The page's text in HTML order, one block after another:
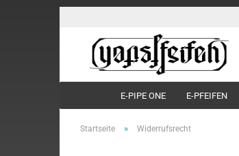
E-PIPE ONE E-PFEIFEN
Startseite » Widerrufsrecht